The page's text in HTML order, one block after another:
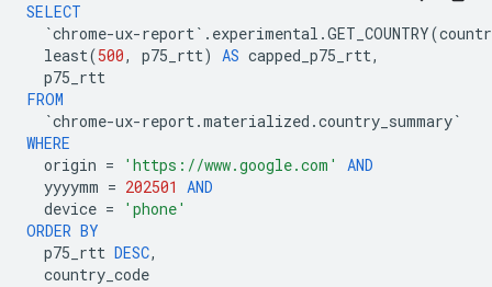
SELECT
`chrome-ux-report` . experimental .GET_COUNTRY(
least(500, p75_rtt) AS capped_p75_rtt,
p75_rtt
FROM
`chrome-ux-report.materialized .country_summary`
WHERE
origin = 'https://www.google.com'
AND
yyyymm = 202501 AND
device =
'phone'
ORDER BY
p75_rtt DESC,
country_code